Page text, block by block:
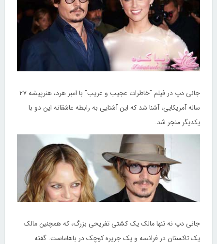
جانی دپ در فیلم "خاطرات عجیب و غریب" با امبر هرد، هنرپیشه ۲۷
ساله آمریکایی، آشنا شد که این آشنایی به رابطه عاشقانه این دو با
یکدیگر منجر شد.
جانی دپ نه تنها مالک یک کشتی تفریحی بزرگ، که همچنین مالک
یک تاکستان در فرانسه و یک جزیره کوچک در باهاماست. گفته